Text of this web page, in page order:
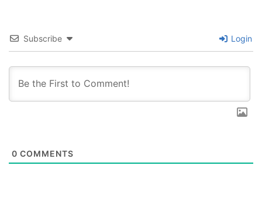
Subscribe Login
0 COMMENTS